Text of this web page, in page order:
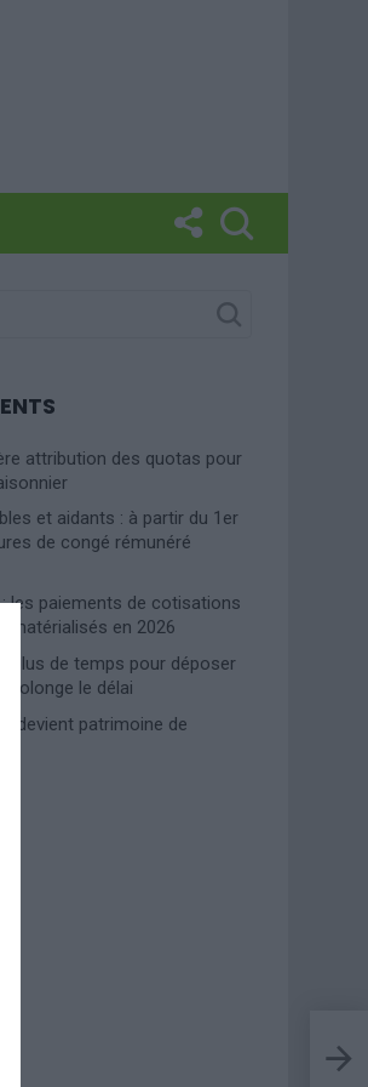
attribution des quotas pour
et aidants : à partir du 1er
de congé rémunéré
les paiements de cotisations
en 2026
plus de temps pour déposer
prolonge le délai
devient patrimoine de